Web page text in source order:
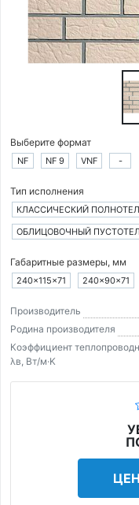
Выберите формат
NF NF 9 VNF -
Тип исполнения
КЛАССИЧЕСКИЙ
ОБЛИЦОВОЧНЫЙ
Габаритные размеры, мм
240×115×71 240×90×71
Производитель
Родина производителя
Коэффициент
λв, Вт/м·K